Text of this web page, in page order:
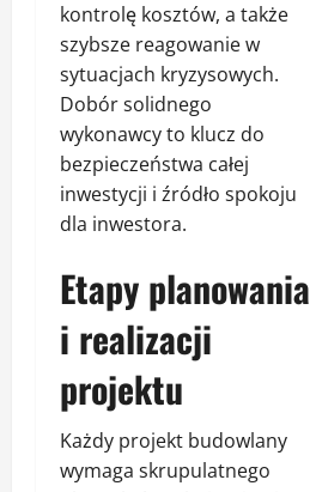
kontrolę kosztów, a także
szybsze reagowanie w
sytuacjach kryzysowych.
Dobór solidnego
wykonawcy to klucz do
bezpieczeństwa całej
inwestycji i źródło spokoju
dla inwestora.
Etapy planowania
i realizacji
projektu
Każdy projekt budowlany
wymaga skrupulatnego